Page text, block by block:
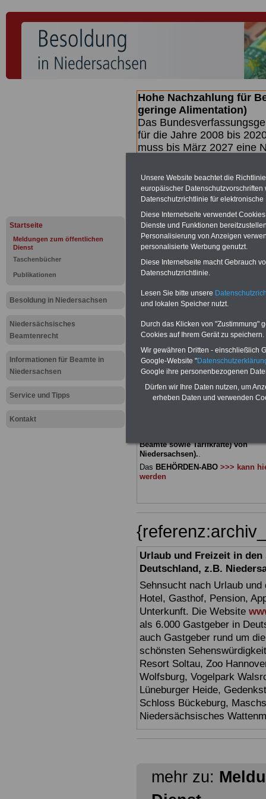
Startseite
Meldungen zum öffentlichen
Dienst
Taschenbücher
Publikationen
Besoldung in Niedersachsen
Niedersächsisches
Beamtenrecht
Informationen für Beamte in
Niedersachsen
Service und Tipps
Kontakt
Hohe Nachzahlung für
geringe Alimentation)
Das
für die Jahre 2008 bis
muss bis März 2027 eine
(Beamte &
geben (Medienberichten
mind.3.000 und 13.000
hierzu eine Broschüre
des Gesetzentwurfs der
(wahrscheinlich im
Broschüre.
Meldung
BEHÖRDEN-ABOmit 3 Ratgebern
22,50 Euro: Wissenswertes für
und Beamte,
(Bund/Länder) sowie Beihilferecht
Beamte sowie Tarifkräfte) von
Niedersachsen)..
Das BEHÖRDEN-ABO >>> kann
werden
Urlaub und Freizeit in
Deutschland, z.B.
Sehnsucht nach Urlaub
Hotel, Gasthof, Pension,
Unterkunft. Die Website
als 6.000 Gastgeber in
auch Gastgeber rund um
schönsten
Resort Soltau, Zoo
Wolfsburg, Vogelpark
Lüneburger Heide,
Schloss Bückeburg,
Niedersächsisches
mehr zu:
Unsere Website beachtet die
europäischer
Datenschutzrichtlinie für
Diese Internetseite verwendet
Dienste und Funktionen
Personalisierung von Anzeigen
personalisierte Werbung genutzt.
Diese Internetseite macht Gebrauch
Datenschutzrichtlinie.
Lesen Sie bitte unsere
und lokalen Speicher nutzt.
Durch das Klicken von "Zustimmung"
Cookies auf Ihrem Gerät zu speichern.
Wir gewähren Dritten - einschließlich
Google-Website "
Google ihre personenbezogenen
Dürfen wir Ihre Daten nutzen, um
erheben Daten und verwenden